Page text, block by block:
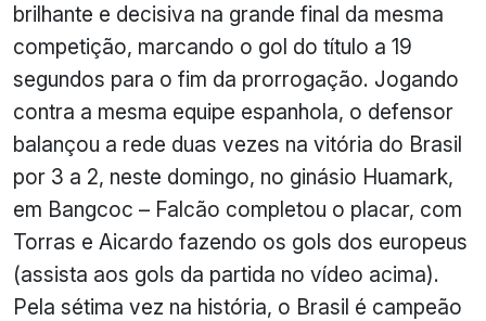
brilhante e decisiva na grande final da mesma
competição, marcando o gol do título a 19
segundos para o fim da prorrogação. Jogando
contra a mesma equipe espanhola, o defensor
balançou a rede duas vezes na vitória do Brasil
por 3 a 2, neste domingo, no ginásio Huamark,
em Bangcoc – Falcão completou o placar, com
Torras e Aicardo fazendo os gols dos europeus
(assista aos gols da partida no vídeo acima).
Pela sétima vez na história, o Brasil é campeão